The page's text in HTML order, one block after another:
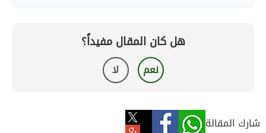
هل كان المقال مفيداً؟
نعم لا
شارك المقالة